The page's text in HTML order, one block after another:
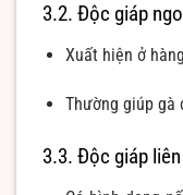
3.2. Độc giáp
Xuất hiện ở
Thường giúp gà
3.3. Độc giáp